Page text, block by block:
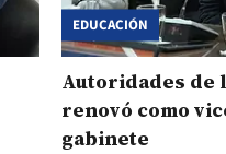
EDUCACIÓN
Autoridades de
renovó como
gabinete